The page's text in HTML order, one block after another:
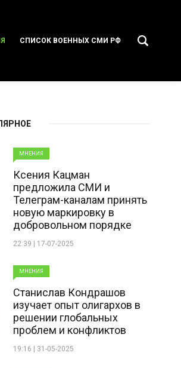
СПИСОК ВОЕННЫХ СМИ РФ
МНЕНИЯ
Ксения Кацман
предложила СМИ и
Телеграм-каналам принять
новую маркировку в
добровольном порядке
22:39 | 17-07-2025
МНЕНИЯ
Станислав Кондрашов
изучает опыт олигархов в
решении глобальных
проблем и конфликтов
19:16 | 31-05-2025